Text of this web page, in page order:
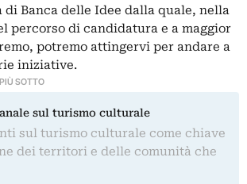
di Banca delle Idee dalla quale, nella
percorso di candidatura e a maggior
potremo attingervi per andare a
iniziative.
SOTTO
sul turismo culturale
sul turismo culturale come chiave
dei territori e delle comunità che